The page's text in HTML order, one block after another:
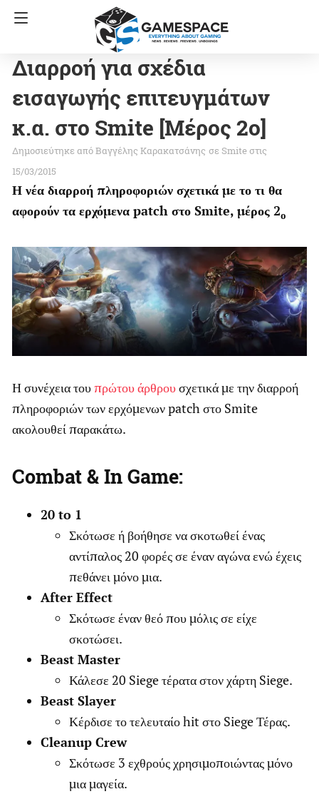
Διαρροή για σχέδια
εισαγωγής επιτευγμάτων
κ.α. στο Smite [Μέρος 2ο]
Βαγγέλης Καρακατσάνης σε Smiteστις
15/03/2015
Η νέα διαρροή πληροφοριών σχετικά με το τι θα
αφορούν τα ερχόμενα patch στο Smite, μέρος 2ο
Η συνέχεια τουπρώτου άρθρουσχετικά με την διαρροή
πληροφοριών των ερχόμενων patch στο Smite
ακολουθεί παρακάτω.
Combat & In Game:
20 to 1
Σκότωσε ή βοήθησε να σκοτωθεί ένας
αντίπαλος 20 φορές σε έναν αγώνα ενώ έχεις
πεθάνει μόνο μια.
After Effect
Σκότωσε έναν θεό που μόλις σε είχε
σκοτώσει.
Beast Master
Κάλεσε 20 Siege τέρατα στον χάρτη Siege.
Beast Slayer
Κέρδισε το τελευταίο hit στο Siege Τέρας.
Cleanup Crew
Σκότωσε 3 εχθρούς χρησιμοποιώντας μόνο
μια μαγεία.